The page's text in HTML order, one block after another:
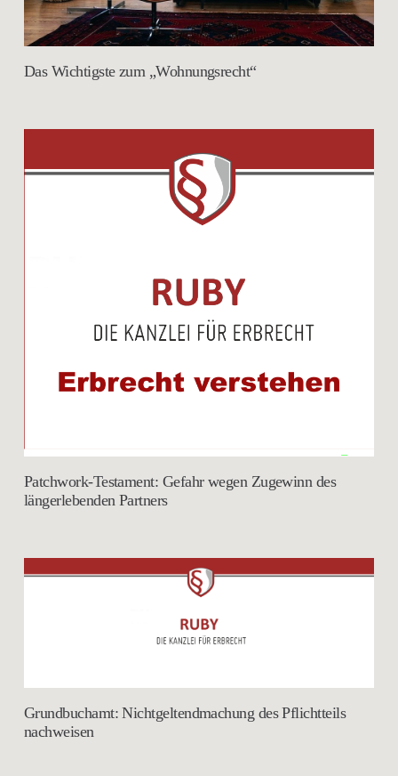
Das Wichtigste zum „Wohnungsrecht“
Patchwork-Testament: Gefahr wegen Zugewinn des
längerlebenden Partners
Grundbuchamt: Nichtgeltendmachung des Pflichtteils
nachweisen